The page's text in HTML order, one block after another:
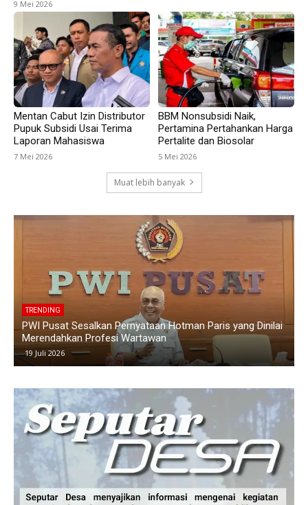
9 Mei 2026
Mentan Cabut Izin Distributor
Pupuk Subsidi Usai Terima
Laporan Mahasiswa
7 Mei 2026
BBM Nonsubsidi Naik,
Pertamina Pertahankan Harga
Pertalite dan Biosolar
5 Mei 2026
Muat lebih banyak
TRENDING
Polemik Siswa Tidak Naik Kelas di SMAN 1 Blanakan
Memanas, Wali Murid Tuding Sekolah Tidak Transparan
24 Juni 2026